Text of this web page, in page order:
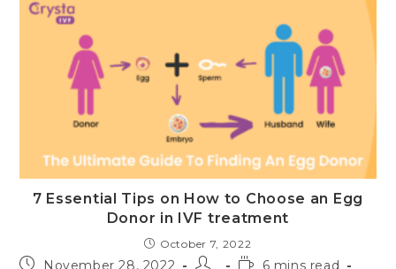
7 Essential Tips on How to Choose an Egg
Donor in IVF treatment
October 7, 2022
PostNovember 28, 2022
Post
Reading
6 mins read